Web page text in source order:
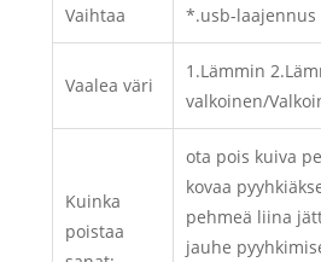
Vaihtaa *.usb-laajennus
Vaalea väri
1.Lämmin
valkoinen/
Kuinka
poistaa
ota pois kuiva
kovaa
pehmeä liina
jauhe